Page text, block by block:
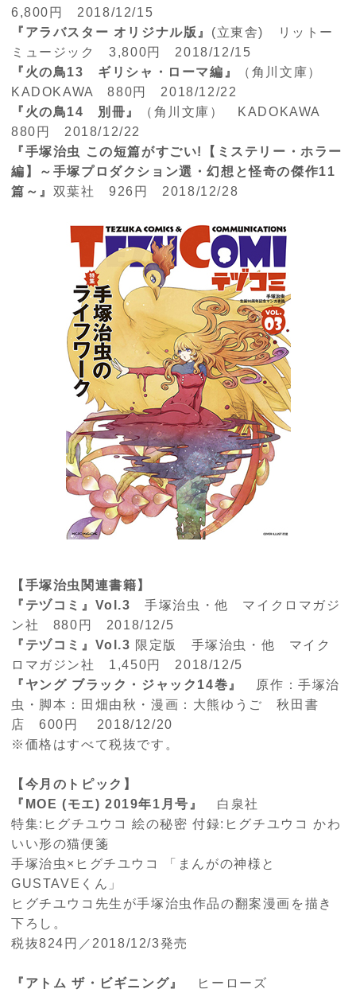
6,800 円 2018/12/15
『アラバスター オリジナル版』 (立東舎)
リットー
ミュージック3,800 円 2018/12/15
『火の鳥13 ギリシャ・ローマ編』
（角川文庫）
KADOKAWA
880 円 2018/12/22
『火の鳥14 別冊』 （角川文庫）
KADOKAWA
880 円 2018/12/22
『手塚治虫 この短篇がすごい!【ミステリー・ホラー
編】～手塚プロダクション選・幻想と怪奇の傑作11
篇～』 双葉社 926円 2018/12/28
【手塚治虫関連書籍】
『テヅコミ』 Vol.3 手塚治虫・他 マイクロマガジ
ン社 880 円 2018/12/5
『テヅコミ』 Vol.3 限定版 手塚治虫・他 マイク
ロマガジン社 1,450 円 2018/12/5
『ヤング ブラック・ジャック 14巻』
原作：手塚治
虫・脚本：田畑由秋・漫画：大熊ゆうご 秋田書
店600 円
2018/12/20
※価格はすべて税抜です。
【今月のトピック】
『 MOE (モエ) 2019年1 月号』
白泉社
特集: ヒグチユウコ 絵の秘密 付録: ヒグチユウコ かわ
いい形の猫便箋
手塚治虫×ヒグチユウコ 「まんがの神様と
GUSTAVE くん」
ヒグチユウコ先生が手塚治虫作品の翻案漫画を描き
下ろし。
税抜824 円／ 2018/12/3発売
『アトム ザ・ビギニング』 ヒーローズ